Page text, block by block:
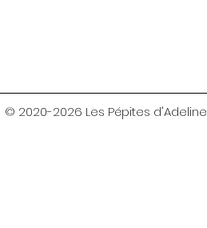
© 2020-2026 Les Pépites d'Adeline